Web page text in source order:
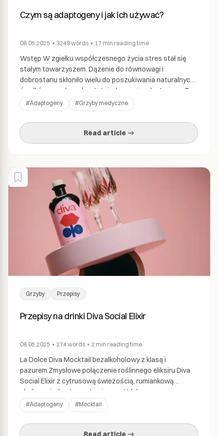
Czym są adaptogeny i jak ich używać?
08.05.2025 • 3249words • 17 min reading time
Wstęp W zgiełku współczesnego życia stres stał się
stałym towarzyszem. Dążenie do równowagi i
dobrostanu skłoniło wielu do poszukiwania naturalnych
środków zaradczych, a tutaj wkraczają adaptogeny. To
naturalne wojowniki przeciwko stresowi, oferujące
holistyczne podejście do zarządzania stresem i
wzmacniania ogólnej witalności. W tym artykule
zgłębimy, czym są adaptogeny, jak działają i dlaczego
warto rozważyć ich […]
#Adaptogeny #Grzyby medyczne
Read article →
Grzyby Przepisy
Przepisy na drinki Diva Social Elixir
08.05.2025 • 274 words • 2 min reading time
La Dolce Diva Mocktail bezalkoholowy z klasą i
pazurem.Zmysłowe połączenie roślinnego eliksiru Diva
Social Elixir z cytrusową świeżością, rumiankową
słodyczą i pikantną nutą pieprzu. Udekorowany
przypalanym grejpfrutem, który dodaje dramatyzmu i
głębi aromatu. Idealny na wieczory, gdy chcesz
błyszczeć – bez promila alkoholu. Składniki: Sprzęt:
#Adaptogeny #Mocktail
Read article →